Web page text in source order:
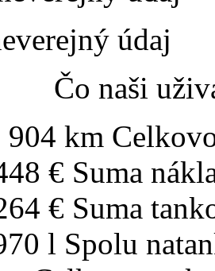
údaj
Čo naši
904 km
€ Suma
€ Suma
l Spolu